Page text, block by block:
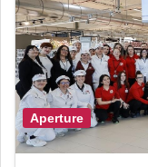
Aperture